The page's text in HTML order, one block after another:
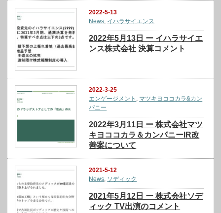
2022-5-13
News, イハラサイエンス
2022年5月13日 ー イハラサイエ
ンス株式会社 決算コメント
2022-3-25
エンゲージメント
マツキヨココカラ&カン
パニー
2022年3月11日 ー 株式会社マツ
キヨココカラ＆カンパニーIR改
善案について
2021-5-12
News ソディック
2021年5月12日 ー 株式会社ソデ
ィック TV出演のコメント